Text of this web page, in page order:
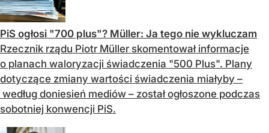
PiS ogłosi "700 plus"? Müller: Ja tego nie wykluczam
Rzecznik rządu Piotr Müller skomentował informacje
o planach waloryzacji świadczenia "500 Plus". Plany
dotyczące zmiany wartości świadczenia miałyby –
według doniesień mediów – został ogłoszone podczas
sobotniej konwencji PiS.